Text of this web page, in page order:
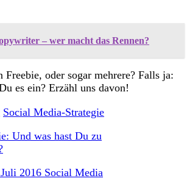
– wer macht das Rennen?
Freebie, oder sogar mehrere? Falls ja:
es ein? Erzähl uns davon!
Social Media-Strategie
2016 Social Media